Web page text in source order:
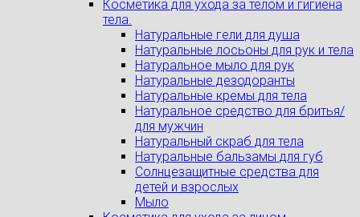
Косметика для ухода за телом и гигиена
тела.
Натуральные гели для душа
Натуральные лосьоны для рук и тела
Натуральное мыло для рук
Натуральные дезодоранты
Натуральные кремы для тела
Натуральное средство для бритья/
для мужчин
Натуральный скраб для тела
Натуральные бальзамы для губ
Солнцезащитные средства для
детей и взрослых
Мыло